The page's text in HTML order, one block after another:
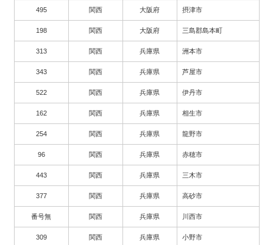
495 関西 大阪府 摂津市
198 関西 大阪府 三島郡島本町
313 関西 兵庫県 洲本市
343 関西 兵庫県 芦屋市
522 関西 兵庫県 伊丹市
162 関西 兵庫県 相生市
254 関西 兵庫県 龍野市
96 関西 兵庫県 赤穂市
443 関西 兵庫県 三木市
377 関西 兵庫県 高砂市
番号無 関西 兵庫県 川西市
309 関西 兵庫県 小野市